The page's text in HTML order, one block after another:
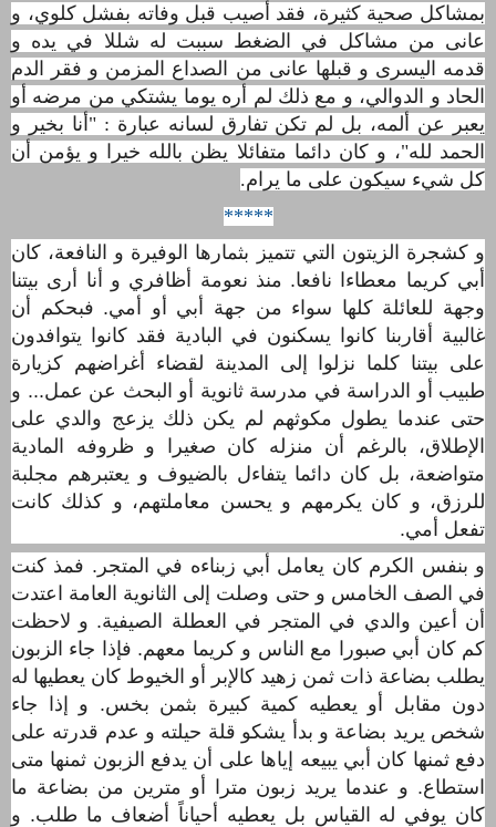
بمشاكل صحية كثيرة، فقد أصيب قبل وفاته بفشل كلوي، و
عانى من مشاكل في الضغط سببت له شللا في يده و
قدمه اليسرى و قبلها عانى من الصداع المزمن و فقر الدم
الحاد و الدوالي، و مع ذلك لم أره يوما يشتكي من مرضه أو
يعبر عن ألمه، بل لم تكن تفارق لسانه عبارة : "أنا بخير و
الحمد لله"، و كان دائما متفائلا يظن بالله خيرا و يؤمن أن
كل شيء سيكون على ما يرام.
*****
و كشجرة الزيتون التي تتميز بثمارها الوفيرة و النافعة، كان
أبي كريما معطاءا نافعا. منذ نعومة أظافري و أنا أرى بيتنا
وجهة للعائلة كلها سواء من جهة أبي أو أمي. فبحكم أن
غالبية أقاربنا كانوا يسكنون في البادية فقد كانوا يتوافدون
على بيتنا كلما نزلوا إلى المدينة لقضاء أغراضهم كزيارة
طبيب أو الدراسة في مدرسة ثانوية أو البحث عن عمل... و
حتى عندما يطول مكوثهم لم يكن ذلك يزعج والدي على
اﻹطلاق، بالرغم أن منزله كان صغيرا و ظروفه المادية
متواضعة، بل كان دائما يتفاءل بالضيوف و يعتبرهم مجلبة
للرزق، و كان يكرمهم و يحسن معاملتهم، و كذلك كانت
تفعل أمي.
و بنفس الكرم كان يعامل أبي زبناءه في المتجر. فمذ كنت
في الصف الخامس و حتى وصلت إلى الثانوية العامة اعتدت
أن أعين والدي في المتجر في العطلة الصيفية. و لاحظت
كم كان أبي صبورا مع الناس و كريما معهم. فإذا جاء الزبون
يطلب بضاعة ذات ثمن زهيد كاﻹبر أو الخيوط كان يعطيها له
دون مقابل أو يعطيه كمية كبيرة بثمن بخس. و إذا جاء
شخص يريد بضاعة و بدأ يشكو قلة حيلته و عدم قدرته على
دفع ثمنها كان أبي يبيعه إياها على أن يدفع الزبون ثمنها متى
استطاع. و عندما يريد زبون مترا أو مترين من بضاعة ما
كان يوفي له القياس بل يعطيه أحياناً أضعاف ما طلب. و